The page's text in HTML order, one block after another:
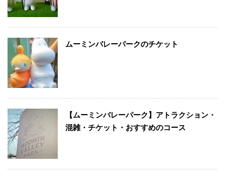
ムーミンバレーパークのチケット
【ムーミンバレーパーク】アトラクション・
混雑・チケット・おすすめのコース